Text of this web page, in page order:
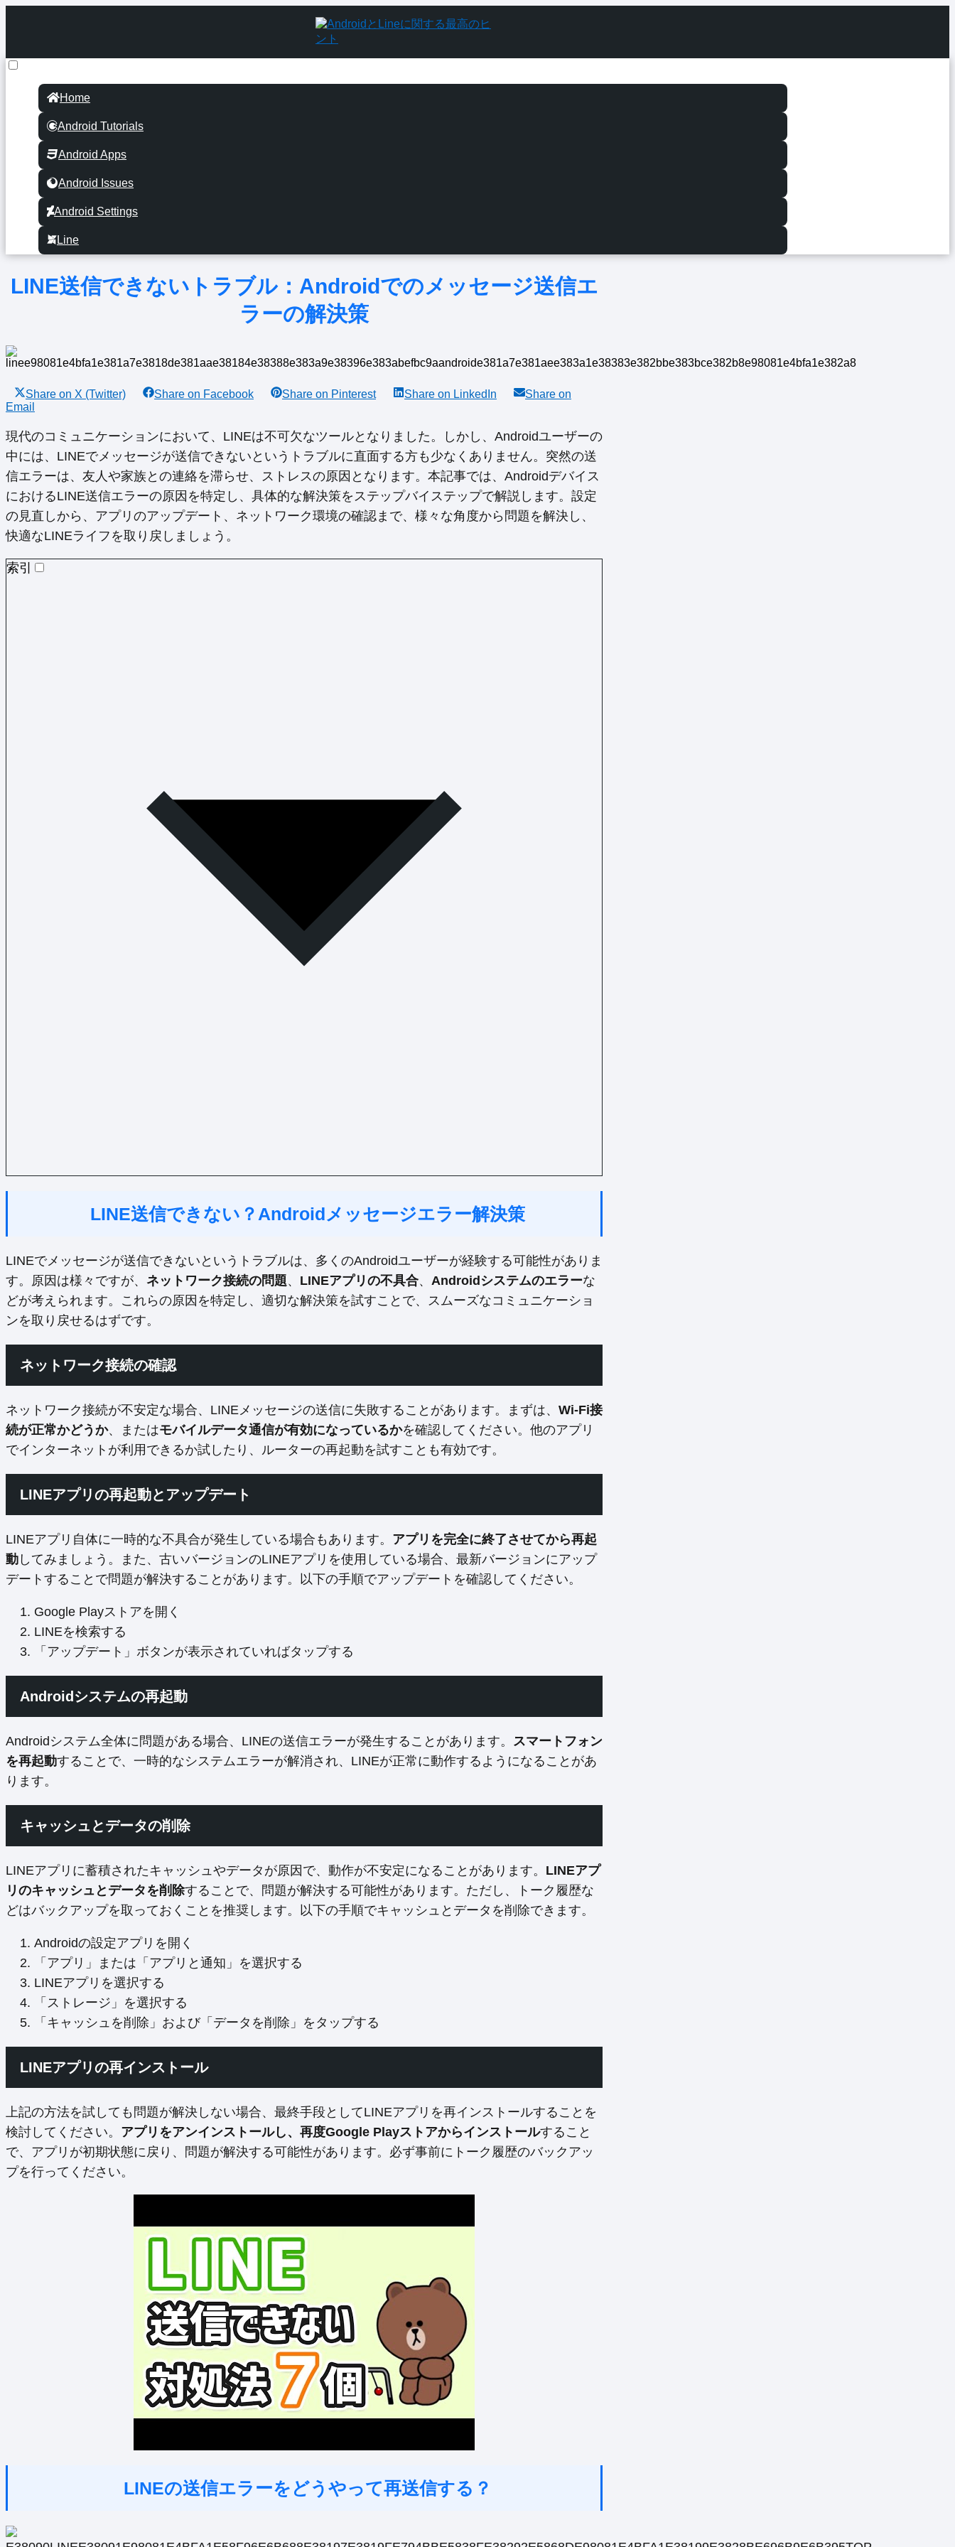
Home
Android Tutorials
Android Apps
Android Issues
Android Settings
Line
LINE送信できないトラブル：Androidでのメッセージ送信エ
ラーの解決策
Share on X (Twitter) Share on Facebook Share on Pinterest Share on LinkedIn
Share on
Email
現代のコミュニケーションにおいて、LINEは不可欠なツールとなりました。しかし、Androidユーザーの
中には、LINEでメッセージが送信できないというトラブルに直面する方も少なくありません。突然の送
信エラーは、友人や家族との連絡を滞らせ、ストレスの原因となります。本記事では、Androidデバイス
におけるLINE送信エラーの原因を特定し、具体的な解決策をステップバイステップで解説します。設定
の見直しから、アプリのアップデート、ネットワーク環境の確認まで、様々な角度から問題を解決し、
快適なLINEライフを取り戻しましょう。
索引
LINE送信できない？Androidメッセージエラー解決策
LINEでメッセージが送信できないというトラブルは、多くのAndroidユーザーが経験する可能性がありま
す。原因は様々ですが、 ネットワーク接続の問題、 LINEアプリの不具合、 Androidシステムのエラーな
どが考えられます。これらの原因を特定し、適切な解決策を試すことで、スムーズなコミュニケーショ
ンを取り戻せるはずです。
ネットワーク接続の確認
ネットワーク接続が不安定な場合、LINEメッセージの送信に失敗することがあります。まずは、 Wi-Fi接
続が正常かどうか、またはモバイルデータ通信が有効になっているかを確認してください。他のアプリ
でインターネットが利用できるか試したり、ルーターの再起動を試すことも有効です。
LINEアプリの再起動とアップデート
LINEアプリ自体に一時的な不具合が発生している場合もあります。 アプリを完全に終了させてから再起
動 してみましょう。また、古いバージョンのLINEアプリを使用している場合、最新バージョンにアップ
デートすることで問題が解決することがあります。以下の手順でアップデートを確認してください。
Google Playストアを開く
LINEを検索する
「アップデート」ボタンが表示されていればタップする
Androidシステムの再起動
Androidシステム全体に問題がある場合、LINEの送信エラーが発生することがあります。 スマートフォン
を再起動することで、一時的なシステムエラーが解消され、LINEが正常に動作するようになることがあ
ります。
キャッシュとデータの削除
LINEアプリに蓄積されたキャッシュやデータが原因で、動作が不安定になることがあります。 LINEアプ
リのキャッシュとデータを削除することで、問題が解決する可能性があります。ただし、トーク履歴な
どはバックアップを取っておくことを推奨します。以下の手順でキャッシュとデータを削除できます。
Androidの設定アプリを開く
「アプリ」または「アプリと通知」を選択する
LINEアプリを選択する
「ストレージ」を選択する
「キャッシュを削除」および「データを削除」をタップする
LINEアプリの再インストール
上記の方法を試しても問題が解決しない場合、最終手段としてLINEアプリを再インストールすることを
検討してください。 アプリをアンインストールし、再度Google Playストアからインストールすること
で、アプリが初期状態に戻り、問題が解決する可能性があります。必ず事前にトーク履歴のバックアッ
プを行ってください。
LINEの送信エラーをどうやって再送信する？